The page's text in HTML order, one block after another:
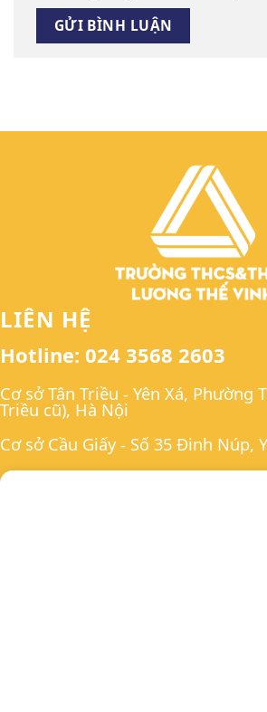
LIÊN HỆ
Hotline: 024 3568 2603
Cơ sở Tân Triều - Yên Xá, Phường
Triều cũ), Hà Nội
Cơ sở Cầu Giấy - Số 35 Đinh Núp,